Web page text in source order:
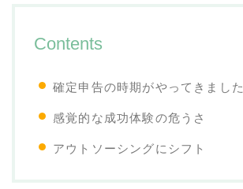
Contents
確定申告の時期がやってきました
感覚的な成功体験の危うさ
アウトソーシングにシフト